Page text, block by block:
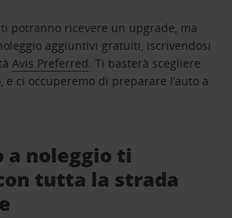
potranno ricevere un upgrade, ma
aggiuntivi gratuiti, iscrivendosi
Avis Preferred. Ti basterà scegliere
e ci occuperemo di preparare l’auto a
a noleggio ti
tutta la strada